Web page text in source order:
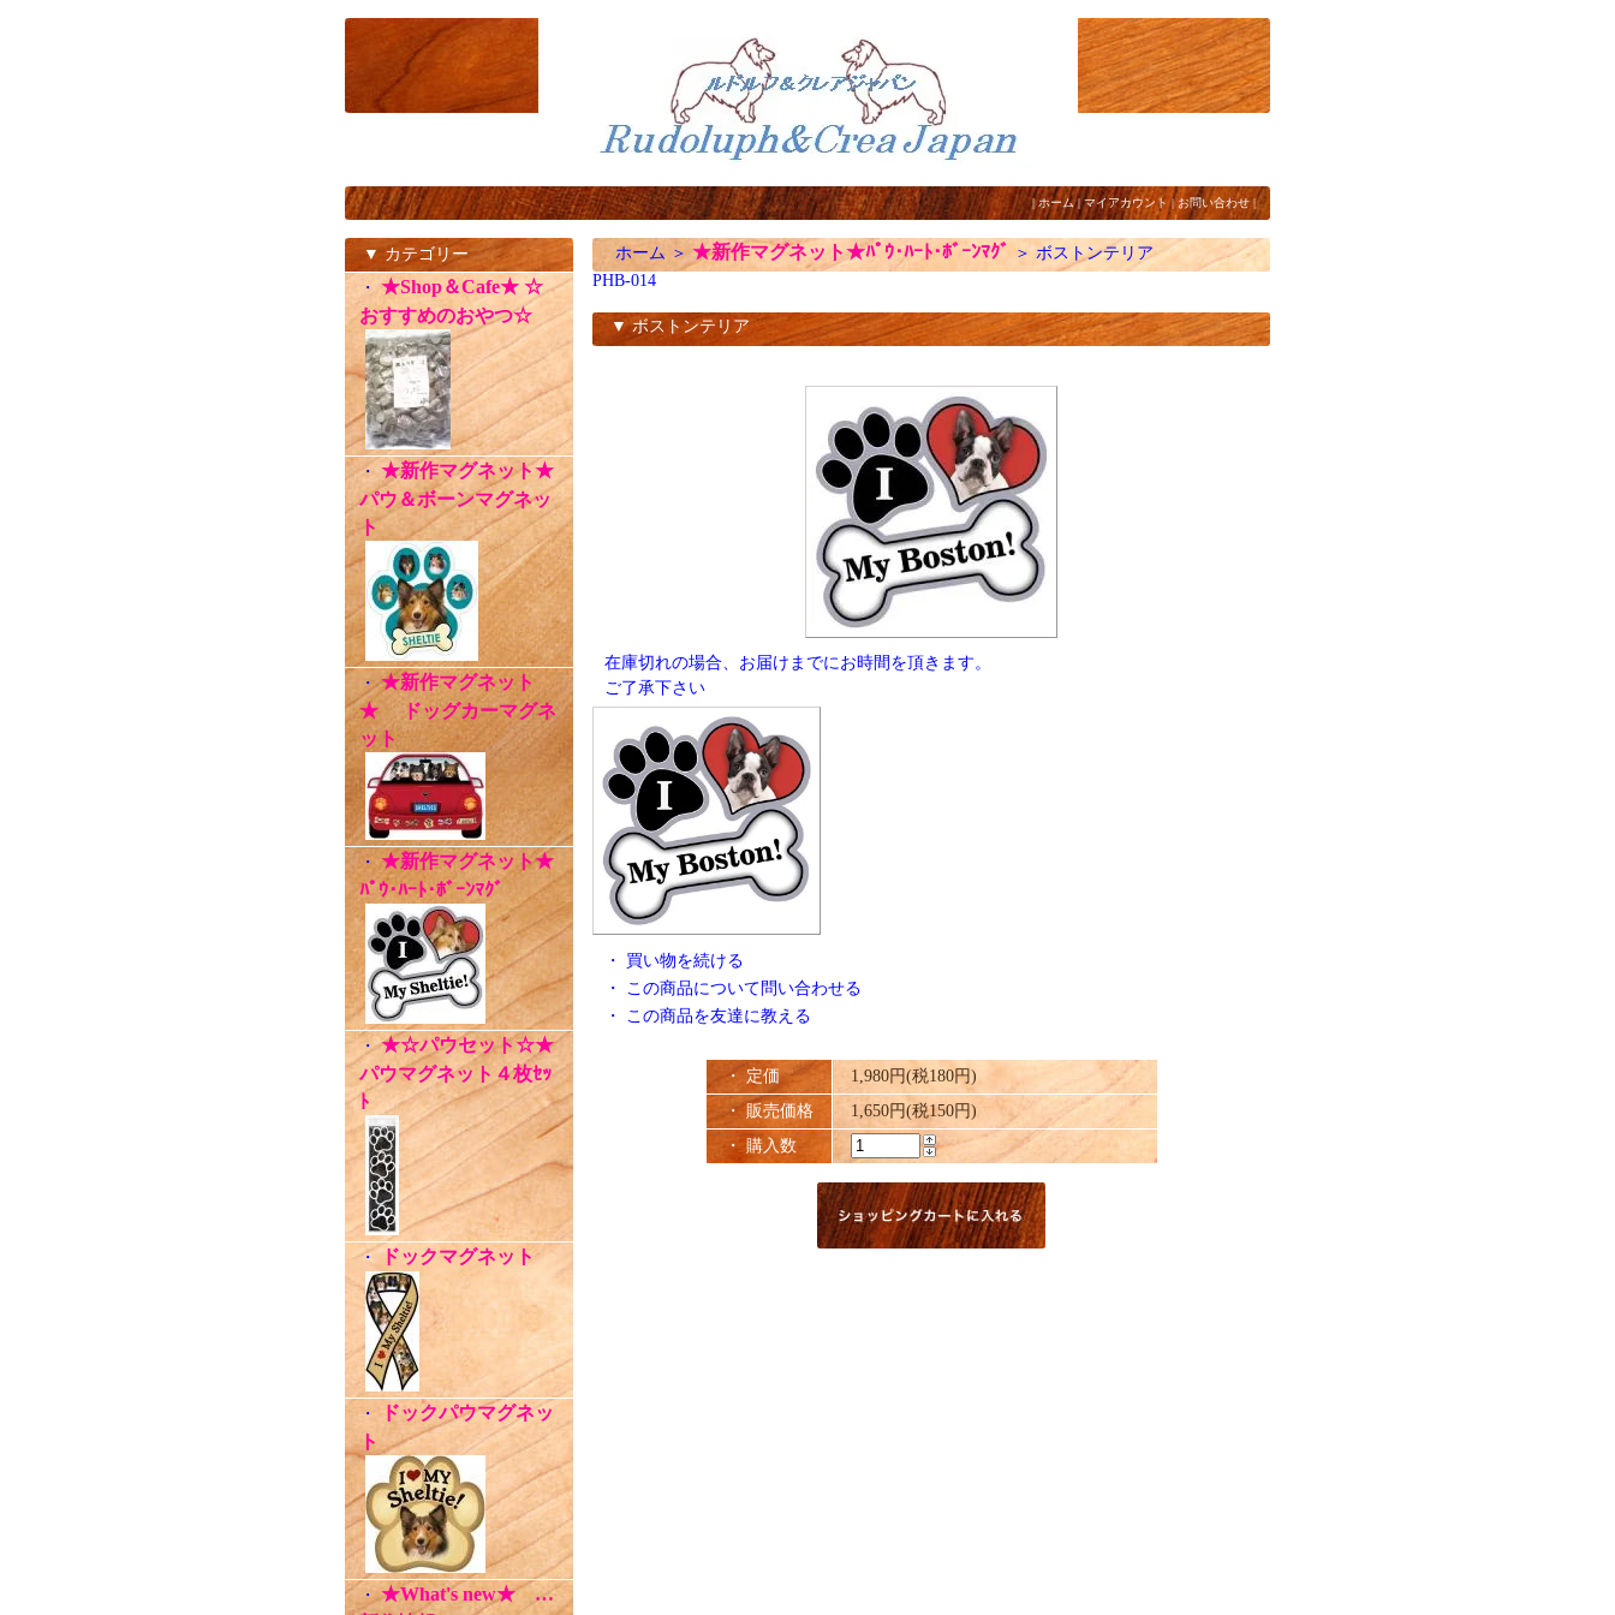
|ホーム|マイアカウント | お問い合わせ |
▼ カテゴリー
・ ★Shop＆Cafe★ ☆
おすすめのおやつ☆
・ ★新作マグネット★
パウ＆ボーンマグネッ
ト
・★新作マグネット
★ ドッグカーマグネ
ット
・ ★新作マグネット★
ﾊﾟｳ･ﾊｰﾄ･ﾎﾞｰﾝﾏｸﾞ
・★☆パウセット☆★
パウマグネット４枚ｾｯ
ﾄ
・ドックマグネット
・
ドックパウマグネッ
ト
・★What's new★ …
ホーム ＞★新作マグネット★ﾊﾟｳ･ﾊｰﾄ･ﾎﾞｰﾝﾏｸﾞ ＞ボストンテリア
PHB-014
▼ ボストンテリア
在庫切れの場合、お届けまでにお時間を頂きます。
ご了承下さい
・ 買い物を続ける
・ この商品について問い合わせる
・ この商品を友達に教える
・ 定価
1,980円(税180円)
・ 販売価格
1,650円(税150円)
・ 購入数